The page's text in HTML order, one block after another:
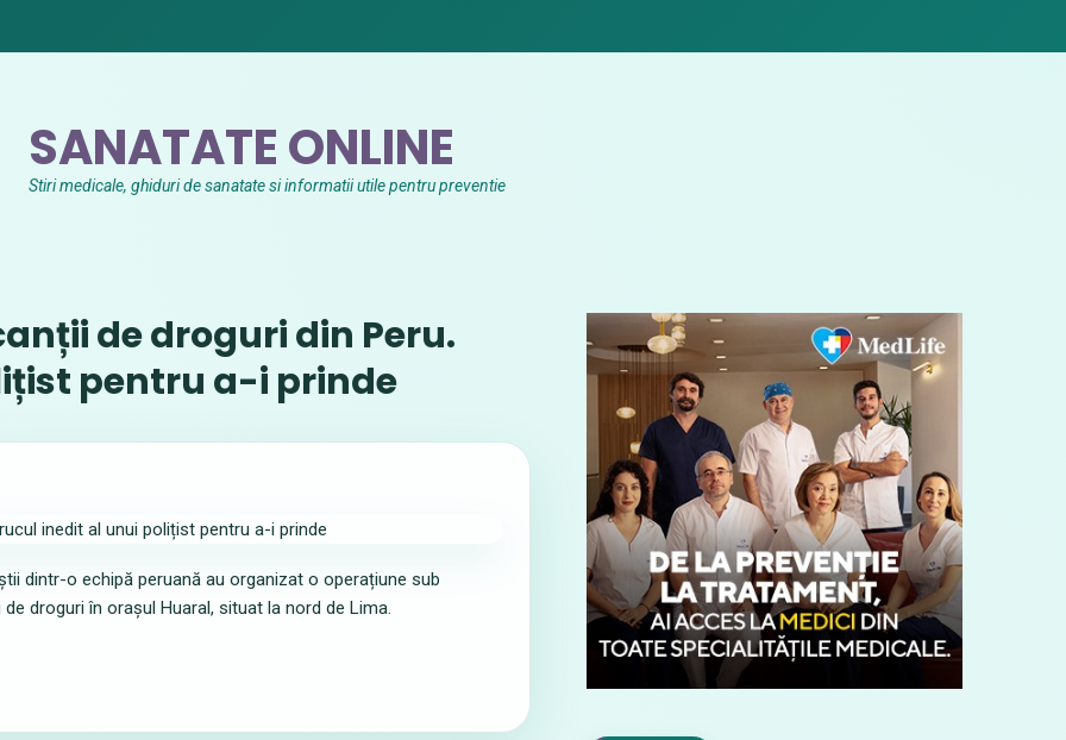
SANATATE ONLINE
Stiri medicale, ghiduri de sanatate si informatii utile pentru preventie
de droguri din Peru.
pentru a-i prinde
dintr-o echipă peruană au organizat o operațiune sub
droguri în orașul Huaral, situat la nord de Lima.